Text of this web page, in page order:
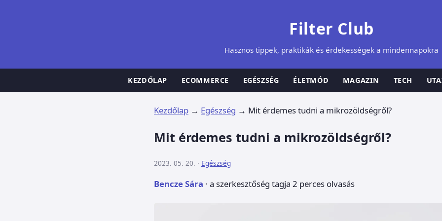
Filter Club
Hasznos tippek, praktikák és érdekességek a mindennapokra
KEZDŐLAP ECOMMERCE EGÉSZSÉG ÉLETMÓD MAGAZIN TECH
Kezdőlap → Egészség → Mit érdemes tudni a mikrozöldségről?
Mit érdemes tudni a mikrozöldségről?
2023. 05. 20. · Egészség
Bencze Sára · a szerkesztőség tagja 2 perces olvasás